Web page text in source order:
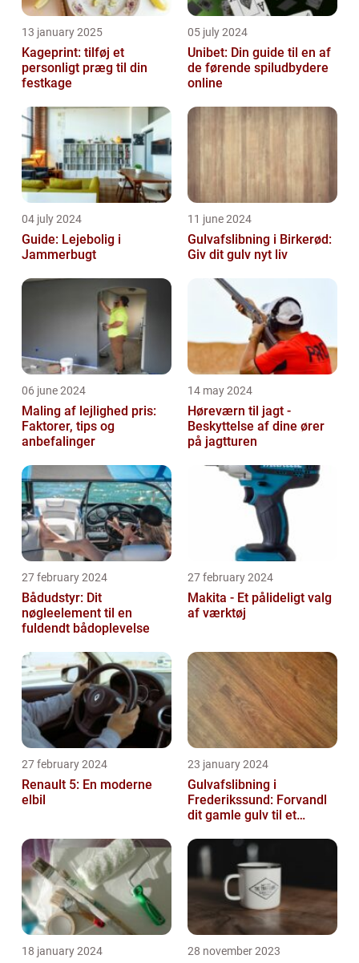
13 january 2025
Kageprint: tilføj et
personligt præg til din
festkage
05 july 2024
Unibet: Din guide til en af
de førende spiludbydere
online
04 july 2024
Guide: Lejebolig i
Jammerbugt
11 june 2024
Gulvafslibning i Birkerød:
Giv dit gulv nyt liv
06 june 2024
Maling af lejlighed pris:
Faktorer, tips og
anbefalinger
14 may 2024
Høreværn til jagt -
Beskyttelse af dine ører
på jagtturen
27 february 2024
Bådudstyr: Dit
nøgleelement til en
fuldendt bådoplevelse
27 february 2024
Makita - Et pålideligt valg
af værktøj
27 february 2024
Renault 5: En moderne
elbil
23 january 2024
Gulvafslibning i
Frederikssund: Forvandl
dit gamle gulv til et
18 january 2024 28 november 2023